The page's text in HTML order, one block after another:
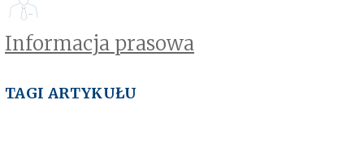
Informacja prasowa
TAGI ARTYKUŁU